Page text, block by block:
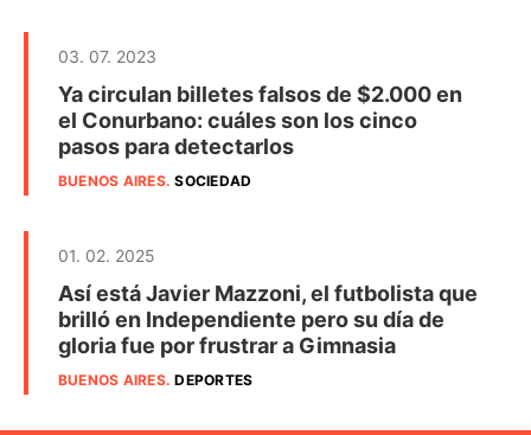
03. 07. 2023
Ya circulan billetes falsos de $2.000 en
el Conurbano: cuáles son los cinco
pasos para detectarlos
BUENOS AIRES.SOCIEDAD
01. 02. 2025
Así está Javier Mazzoni, el futbolista que
brilló en Independiente pero su día de
gloria fue por frustrar a Gimnasia
BUENOS AIRES.DEPORTES